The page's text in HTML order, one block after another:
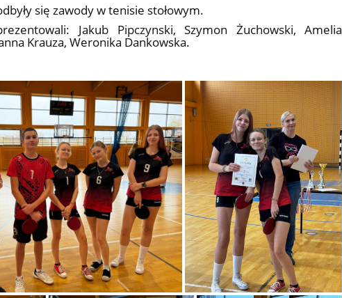
się zawody w tenisie stołowym.
Jakub Pipczynski, Szymon Żuchowski, Amelia
Krauza, Weronika Dankowska.